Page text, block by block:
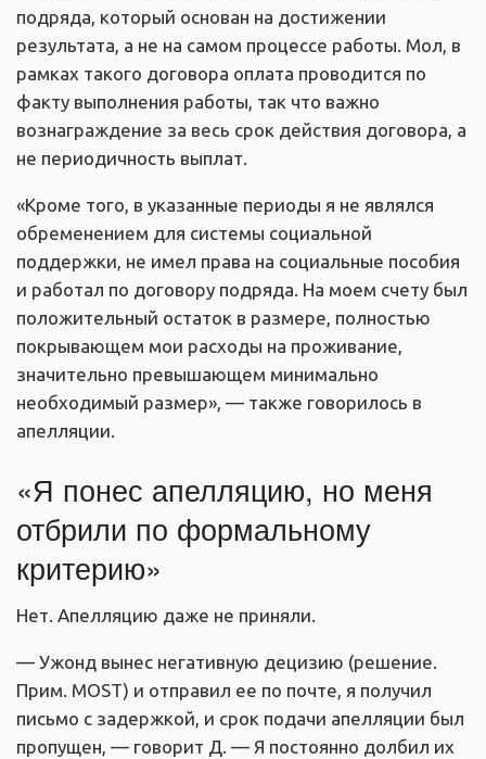
подряда, который основан на достижении
результата, а не на самом процессе работы. Мол, в
рамках такого договора оплата проводится по
факту выполнения работы, так что важно
вознаграждение за весь срок действия договора, а
не периодичность выплат.
«Кроме того, в указанные периоды я не являлся
обременением для системы социальной
поддержки, не имел права на социальные пособия
и работал по договору подряда. На моем счету был
положительный остаток в размере, полностью
покрывающем мои расходы на проживание,
значительно превышающем минимально
необходимый размер», — также говорилось в
апелляции.
«Я понес апелляцию, но меня
отбрили по формальному
критерию»
Нет. Апелляцию даже не приняли.
— Ужонд вынес негативную децизию (решение.
Прим. MOST) и отправил ее по почте, я получил
письмо с задержкой, и срок подачи апелляции был
пропущен, — говорит Д. — Я постоянно долбил их